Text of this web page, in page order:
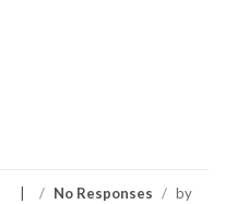
/ No Responses / by